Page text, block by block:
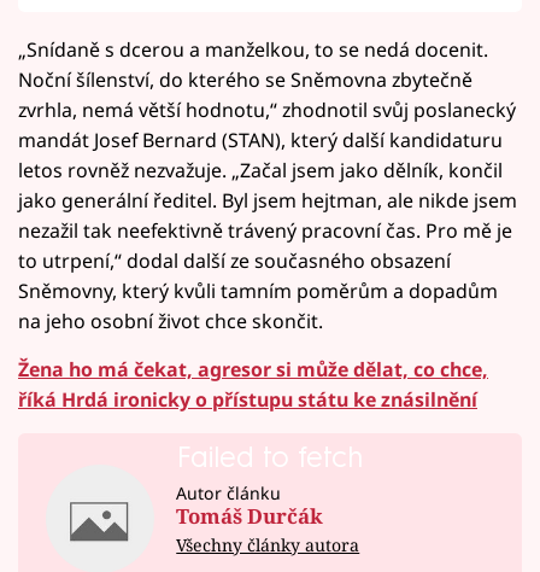
„Snídaně s dcerou a manželkou, to se nedá docenit.
Noční šílenství, do kterého se Sněmovna zbytečně
zvrhla, nemá větší hodnotu,“ zhodnotil svůj poslanecký
mandát Josef Bernard (STAN), který další kandidaturu
letos rovněž nezvažuje. „Začal jsem jako dělník, končil
jako generální ředitel. Byl jsem hejtman, ale nikde jsem
nezažil tak neefektivně trávený pracovní čas. Pro mě je
to utrpení,“ dodal další ze současného obsazení
Sněmovny, který kvůli tamním poměrům a dopadům
na jeho osobní život chce skončit.
Žena ho má čekat, agresor si může dělat, co chce,
říká Hrdá ironicky o přístupu státu ke znásilnění
Failed to fetch
Autor článku
Tomáš Durčák
Všechny články autora